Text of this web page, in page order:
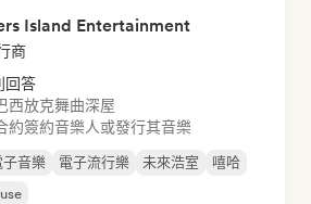
Island Entertainment
商
回答
西放克舞曲深屋
約簽約音樂人或發行其音樂
子音樂 電子流行樂 未來浩室
嘻哈